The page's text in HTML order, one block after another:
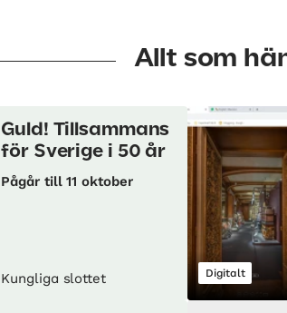
Allt som
Guld! Tillsammans
för Sverige i 50 år
Pågår till 11 oktober
Kungliga slottet Digitalt